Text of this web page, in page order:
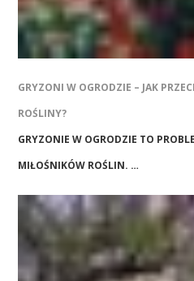
GRYZONI W OGRODZIE – JAK
ROŚLINY?
GRYZONIE W OGRODZIE TO
MIŁOŚNIKÓW ROŚLIN. …